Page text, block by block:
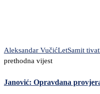
Aleksandar VučićLetSamit tivat
prethodna vijest
Janović: Opravdana